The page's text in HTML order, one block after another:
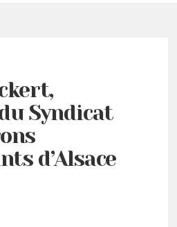
Syndicat
d’Alsace